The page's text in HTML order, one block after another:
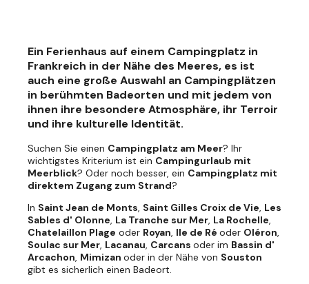
Ein Ferienhaus auf einem Campingplatz in
Frankreich in der Nähe des Meeres, es ist
auch eine große Auswahl an Campingplätzen
in berühmten Badeorten und mit jedem von
ihnen ihre besondere Atmosphäre, ihr Terroir
und ihre kulturelle Identität.
Suchen Sie einen Campingplatz am Meer? Ihr
wichtigstes Kriterium ist ein Campingurlaub mit
Meerblick? Oder noch besser, ein Campingplatz mit
direktem Zugang zum Strand?
In Saint Jean de Monts, Saint Gilles Croix de Vie, Les
Sables d' Olonne, La Tranche sur Mer, La Rochelle,
Chatelaillon Plage oder Royan, Ile de Ré oder Oléron,
Soulac sur Mer, Lacanau, Carcans oder im Bassin d'
Arcachon, Mimizan oder in der Nähe von Souston
gibt es sicherlich einen Badeort.